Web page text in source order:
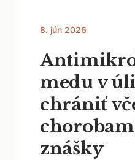
8. jún 2026
medu v
chrániť
znášky